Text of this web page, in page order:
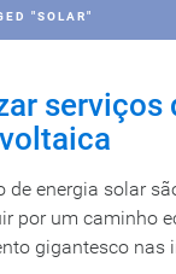
"SOLAR"
serviços
de energia solar
por um caminho
gigantesco nas